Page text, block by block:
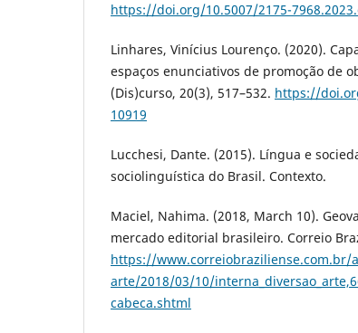
https://doi.org/10.5007/2175-
Linhares, Vinícius Lourenço. (2020).
espaços enunciativos de promoção de
(Dis)curso, 20(3), 517–532. https://
10919
Lucchesi, Dante. (2015). Língua e
sociolinguística do Brasil. Contexto.
Maciel, Nahima. (2018, March 10).
mercado editorial brasileiro. Correio
https://www.correiobraziliense.com.br/
arte/2018/03/10/
cabeca.shtml